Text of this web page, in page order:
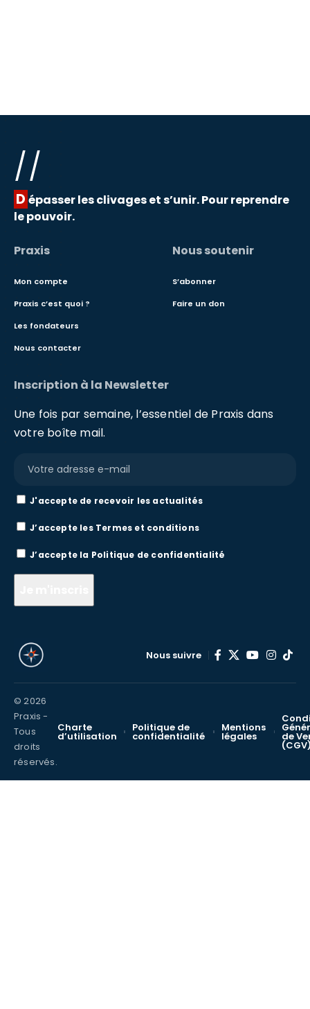
//
D épasser les clivages et s’unir. Pour reprendre
le pouvoir.
Praxis
Mon compte
Praxis c’est quoi ?
Les fondateurs
Nous contacter
Nous soutenir
S’abonner
Faire un don
Inscription à la Newsletter
Une fois par semaine, l’essentiel de Praxis dans
votre boîte mail.
J'accepte de recevoir les actualités
J’accepte les Termes et conditions
J’accepte la Politique de confidentialité
Nous suivre
© 2026
Praxis -
Tous
droits
réservés.
Charte
d’utilisation
Politique de
confidentialité
Mentions
légales de